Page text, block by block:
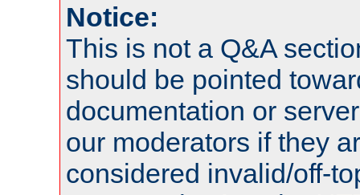
Notice:
This is not a Q&A
should be pointed
documentation or
our moderators if they
considered invalid/off-